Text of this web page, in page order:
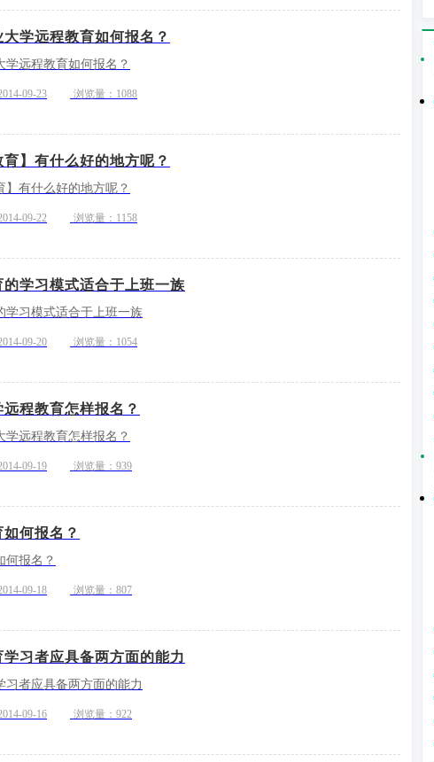
大学远程教育如何报名？
学远程教育如何报名？
09-23 浏览量：1088
育】有什么好的地方呢？
】有什么好的地方呢？
09-22 浏览量：1158
的学习模式适合于上班一族
学习模式适合于上班一族
09-20 浏览量：1054
远程教育怎样报名？
学远程教育怎样报名？
09-19 浏览量：939
何报名？
何报名？
09-18 浏览量：807
学习者应具备两方面的能力
习者应具备两方面的能力
09-16 浏览量：922